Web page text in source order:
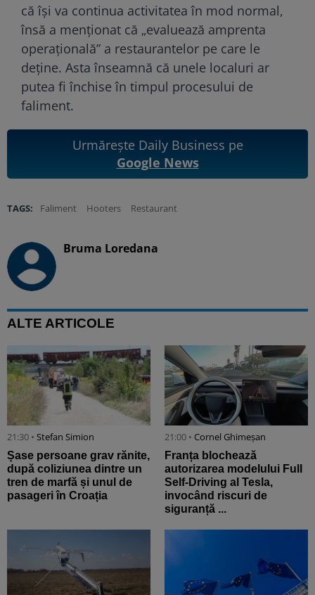
că își va continua activitatea în mod normal,
însă a menționat că „evaluează amprenta
operațională” a restaurantelor pe care le
deține. Asta înseamnă că unele localuri ar
putea fi închise în timpul procesului de
faliment.
Urmărește Daily Business pe
Google News
TAGS: Faliment Hooters Restaurant
Bruma Loredana
ALTE ARTICOLE
21:30 • Stefan Simion
Șase persoane grav rănite,
după coliziunea dintre un
tren de marfă și unul de
pasageri în Croația
21:00 • Cornel Ghimeșan
Franța blochează
autorizarea modelului Full
Self-Driving al Tesla,
invocând riscuri de
siguranță ...